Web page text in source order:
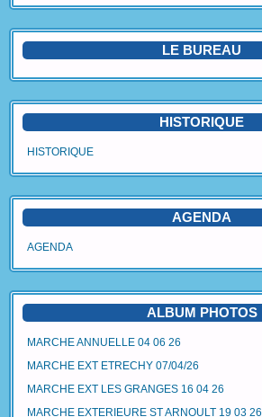
Blog
LE BUREAU
HISTORIQUE
HISTORIQUE
AGENDA
AGENDA
ALBUM PHOTOS
MARCHE ANNUELLE 04 06 26
MARCHE EXT ETRECHY 07/04/26
MARCHE EXT LES GRANGES 16 04 26
MARCHE EXTERIEURE ST ARNOULT 19 03 26